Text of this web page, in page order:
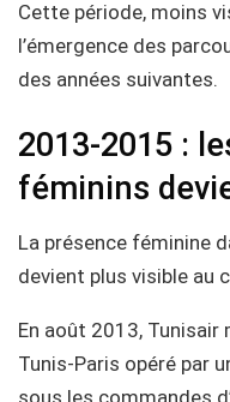
Cette période, moins
l’émergence des
des années suivantes.
2013-2015 :
féminins
La présence féminine
devient plus visible au
En août 2013,
Tunis-Paris opéré par